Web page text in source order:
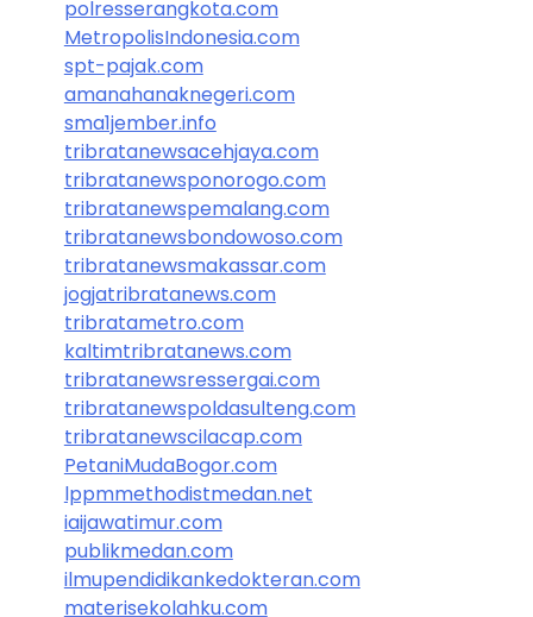
polresserangkota.com
MetropolisIndonesia.com
spt-pajak.com
amanahanaknegeri.com
sma1jember.info
tribratanewsacehjaya.com
tribratanewsponorogo.com
tribratanewspemalang.com
tribratanewsbondowoso.com
tribratanewsmakassar.com
jogjatribratanews.com
tribratametro.com
kaltimtribratanews.com
tribratanewsressergai.com
tribratanewspoldasulteng.com
tribratanewscilacap.com
PetaniMudaBogor.com
lppmmethodistmedan.net
iaijawatimur.com
publikmedan.com
ilmupendidikankedokteran.com
materisekolahku.com